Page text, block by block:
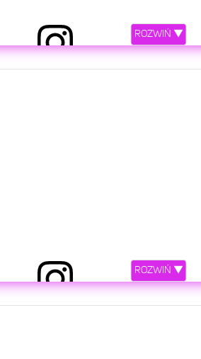
przez Żabson (@zabsonziomal)
przez Żabson (@zabsonziomal)
ROZWIŃ ▼
ROZWIŃ ▼